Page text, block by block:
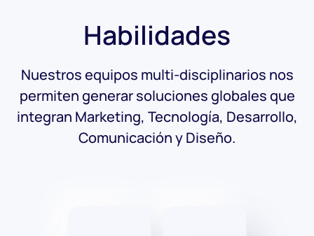
Habilidades
Nuestros equipos multi-disciplinarios nos
permiten generar soluciones globales que
integran Marketing, Tecnología, Desarrollo,
Comunicación y Diseño.